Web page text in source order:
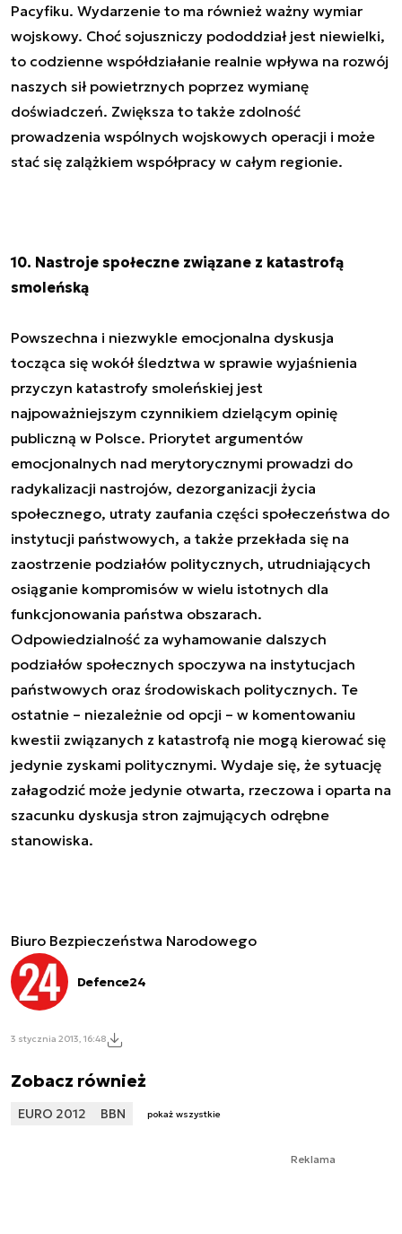
Pacyfiku. Wydarzenie to ma również ważny wymiar
wojskowy. Choć sojuszniczy pododdział jest niewielki,
to codzienne współdziałanie realnie wpływa na rozwój
naszych sił powietrznych poprzez wymianę
doświadczeń. Zwiększa to także zdolność
prowadzenia wspólnych wojskowych operacji i może
stać się zalążkiem współpracy w całym regionie.
10. Nastroje społeczne związane z katastrofą
smoleńską
Powszechna i niezwykle emocjonalna dyskusja
tocząca się wokół śledztwa w sprawie wyjaśnienia
przyczyn katastrofy smoleńskiej jest
najpoważniejszym czynnikiem dzielącym opinię
publiczną w Polsce. Priorytet argumentów
emocjonalnych nad merytorycznymi prowadzi do
radykalizacji nastrojów, dezorganizacji życia
społecznego, utraty zaufania części społeczeństwa do
instytucji państwowych, a także przekłada się na
zaostrzenie podziałów politycznych, utrudniających
osiąganie kompromisów w wielu istotnych dla
funkcjonowania państwa obszarach.
Odpowiedzialność za wyhamowanie dalszych
podziałów społecznych spoczywa na instytucjach
państwowych oraz środowiskach politycznych. Te
ostatnie – niezależnie od opcji – w komentowaniu
kwestii związanych z katastrofą nie mogą kierować się
jedynie zyskami politycznymi. Wydaje się, że sytuację
załagodzić może jedynie otwarta, rzeczowa i oparta na
szacunku dyskusja stron zajmujących odrębne
stanowiska.
Biuro Bezpieczeństwa Narodowego
Defence24
3 stycznia 2013, 16:48
Zobacz również
EURO 2012 BBN pokaż wszystkie
Reklama